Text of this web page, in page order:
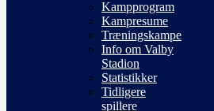
Kampprogram
Kampresume
Træningskampe
Info om Valby
Stadion
Statistikker
Tidligere
spillere